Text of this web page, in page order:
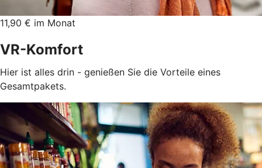
11,90 € im Monat
VR-Komfort
Hier ist alles drin - genießen Sie die Vorteile eines
Gesamtpakets.